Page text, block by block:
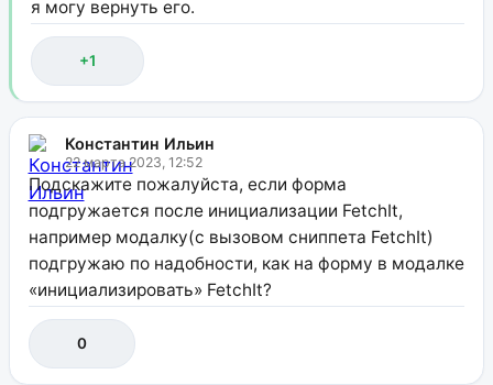
я могу вернуть его.
+1
Константин Ильин
22 марта 2023, 12:52
Подскажите пожалуйста, если форма
подгружается после инициализации FetchIt,
например модалку(с вызовом сниппета FetchIt)
подгружаю по надобности, как на форму в модалке
«инициализировать» FetchIt?
0